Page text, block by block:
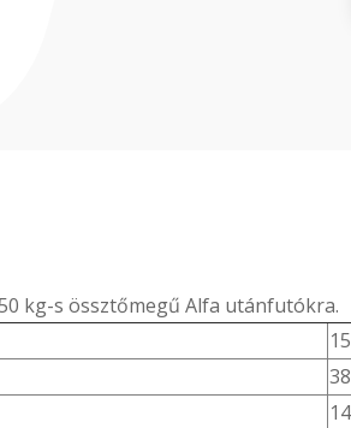
kg-s össztőmegű Alfa utánfutókra.